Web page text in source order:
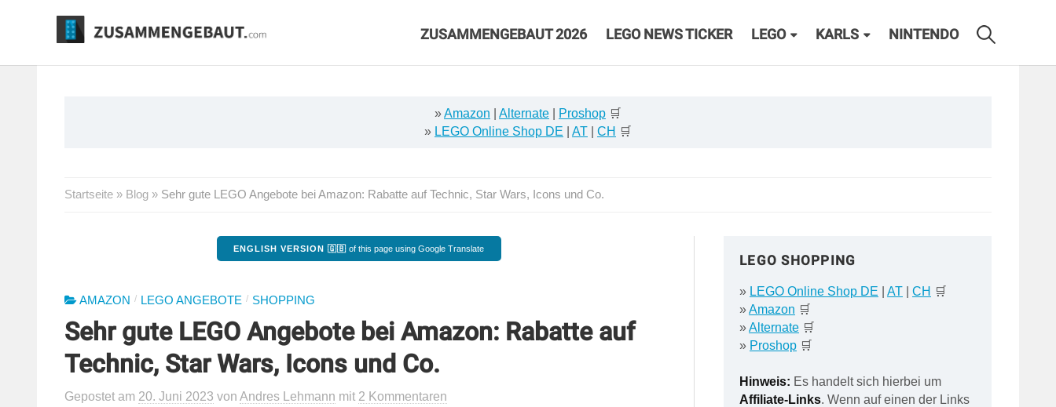
ZUSAMMENGEBAUT 2026 LEGO NEWS TICKER LEGO KARLS NINTENDO
»Amazon Alternate Proshop 🛒
» LEGO Online Shop DE AT CH 🛒
Startseite » Blog » Sehr gute LEGO Angebote bei Amazon: Rabatte auf Technic, Star Wars, Icons und Co.
ENGLISH VERSION 🇬🇧 of this page using Google Translate
AMAZON / LEGO ANGEBOTE / SHOPPING
Sehr gute LEGO Angebote bei Amazon: Rabatte auf
Technic, Star Wars, Icons und Co.
Gepostet am 20. Juni 2023 von Andres Lehmann mit 2 Kommentaren
LEGO SHOPPING
» LEGO Online Shop DE AT| CH 🛒
»Amazon 🛒
»Alternate🛒
» Proshop🛒
Hinweis: Es handelt sich hierbei um
Affiliate-Links. Wenn auf einen der Links